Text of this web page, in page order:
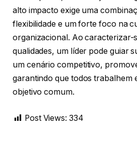
alto impacto exige uma
flexibilidade e um forte foco na
organizacional. Ao caracterizar-
qualidades, um líder pode guiar
um cenário competitivo,
garantindo que todos trabalhem
objetivo comum.
Post Views: 334